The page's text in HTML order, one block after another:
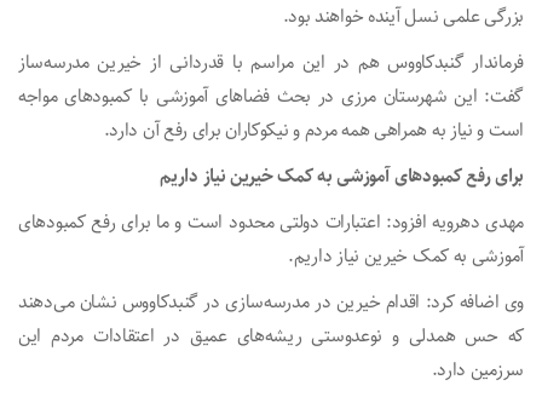
بزرگی علمی نسل آینده خواهند بود.
فرماندار گنبدکاووس هم در این مراسم با قدردانی از خیرین مدرسه‌ساز
گفت: این شهرستان مرزی در بحث فضاهای آموزشی با کمبودهای مواجه
است و نیاز به همراهی همه مردم و نیکوکاران برای رفع آن دارد.
برای رفع کمبودهای آموزشی به کمک خیرین نیاز داریم
مهدی دهرویه افزود: اعتبارات دولتی محدود است و ما برای رفع کمبودهای
آموزشی به کمک خیرین نیاز داریم.
وی اضافه‌ کرد: اقدام خیرین در مدرسه‌سازی در گنبدکاووس نشان می‌دهند
که حس همدلی و نوعدوستی ریشه‌های عمیق در اعتقادات مردم این
سرزمین دارد.